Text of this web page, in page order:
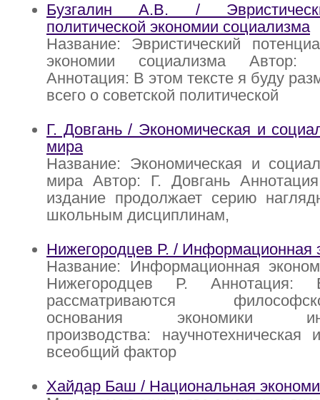
Бузгалин А.В. /
политической экономии социализма
Название: Эвристический
экономии социализма Автор:
Аннотация: В этом тексте я буду
всего о советской политической
Г. Довгань / Экономическая и
мира
Название: Экономическая и
мира Автор: Г. Довгань
издание продолжает серию
школьным дисциплинам,
Нижегородцев Р. / Информационная
Название: Информационная
Нижегородцев Р. Аннотация:
рассматриваются философско-
основания экономики
производства:
всеобщий фактор
Хайдар Баш / Национальная